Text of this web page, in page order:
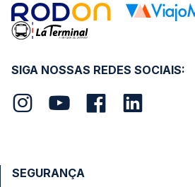
SIGA NOSSAS REDES SOCIAIS:
SEGURANÇA